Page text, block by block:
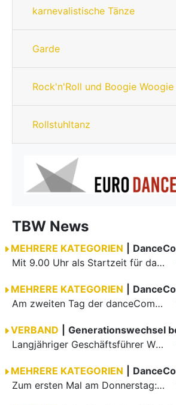
karnevalistische Tänze
Garde
Rock'n'Roll und Boogie Woogie
Rollstuhltanz
TBW News
MEHRERE KATEGORIEN
Mit 9.00 Uhr als Startzeit für das erste Turnier am danceComp-Samstag war eine Teilnahme bei vielen Paaren einem sehr frühen Aufstehen verbunden. Ein motiviertes Team in der Turnierleitung sowie höchst…
MEHRERE KATEGORIEN
Am zweiten Tag der danceComp starteten die Turniere im großen Saal. Den Auftakt machte das größte Feld des Wochenendes: Im WDSF Open Senior III Standard gingen 141 Paare aufs Parkett.
VERBAND
Langjähriger Geschäftsführer Wilfried Scheible übergibt Verantwortung an Stephen Harnisch und Bernd Roßnagel Stuttgart, den 30. Juni 2026.
MEHRERE KATEGORIEN
Zum ersten Mal am Donnerstag: erster Tag der danceComp